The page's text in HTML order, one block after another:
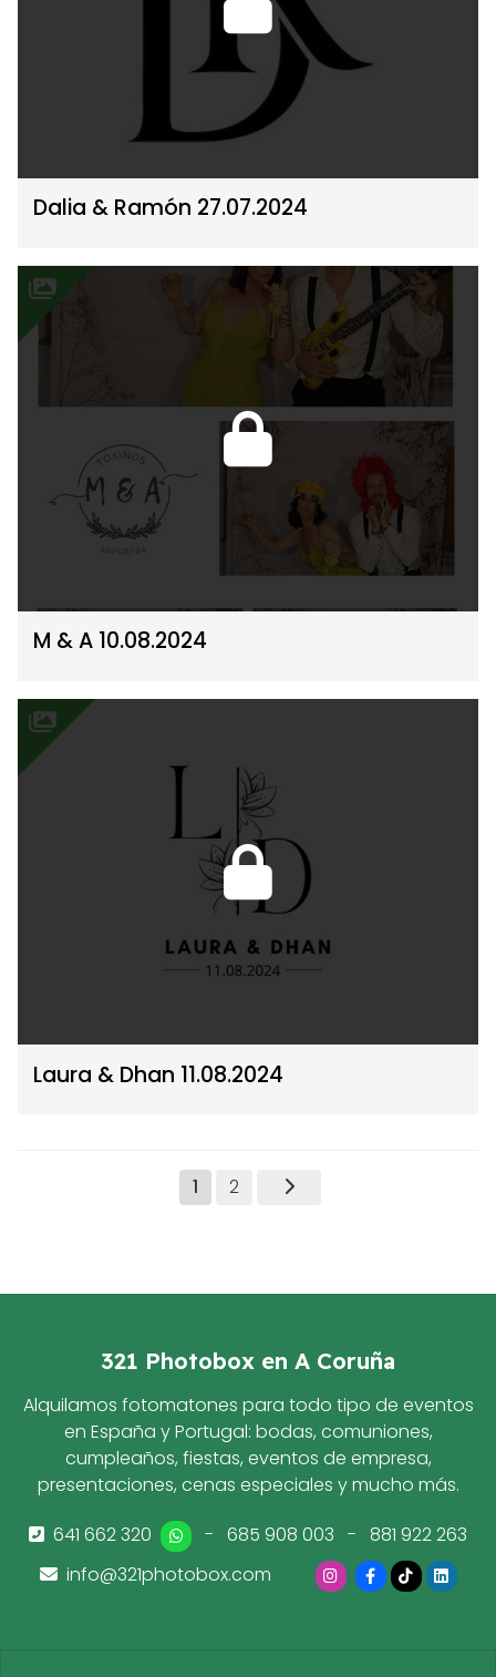
Dalia & Ramón 27.07.2024
M & A 10.08.2024
Laura & Dhan 11.08.2024
1 2
321 Photobox en A Coruña
Alquilamos fotomatones para todo tipo de eventos
en España y Portugal: bodas, comuniones,
cumpleaños, fiestas, eventos de empresa,
presentaciones, cenas especiales y mucho más.
641 662 320
- 685 908 003 - 881 922 263
info@321photobox.com